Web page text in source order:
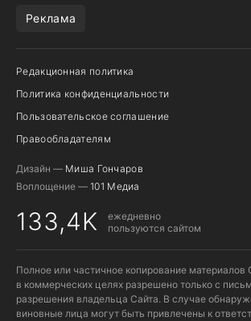
Реклама
Редакционная политика
Политика конфиденциальности
Пользовательское соглашение
Правообладателям
Дизайн — Миша Гончаров
Воплощение — 101 Медиа
133,4K
ежедневно
пользуются сайтом
Полное или частичное копирование материалов
в коммерческих целях разрешено только с
разрешения владельца Сайта. В случае
виновные лица могут быть привлечены к